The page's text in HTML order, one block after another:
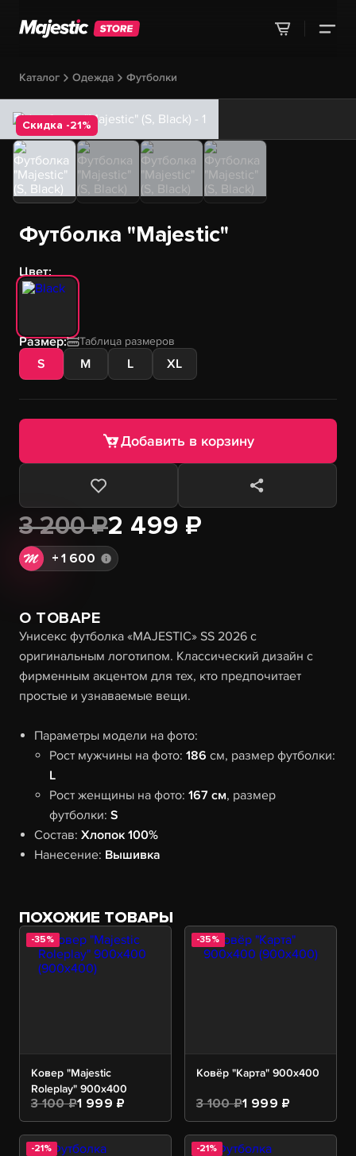
Каталог Одежда Футболки
Скидка -21%
Футболка "Majestic"
Цвет:
Размер: Таблица размеров
S M L XL
3 200 ₽2 499 ₽
+ 1 600
Добавить в корзину
О ТОВАРЕ
Унисекс футболка «MAJESTIC» SS 2026 с
оригинальным логотипом. Классический дизайн с
фирменным акцентом для тех, кто предпочитает
простые и узнаваемые вещи.
Параметры модели на фото:
Рост мужчины на фото:186 см, размер футболки:
L
Рост женщины на фото:167 см, размер
футболки:S
Состав:Хлопок 100%
Нанесение: Вышивка
ПОХОЖИЕ ТОВАРЫ
-35%
Ковер "Majestic
Roleplay" 900х400
3 100 ₽1 999 ₽
-35%
Ковёр "Карта" 900х400
3 100 ₽1 999 ₽
-21% -21%